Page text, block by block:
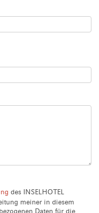
des INSELHOTEL
meiner in diesem
Daten für die